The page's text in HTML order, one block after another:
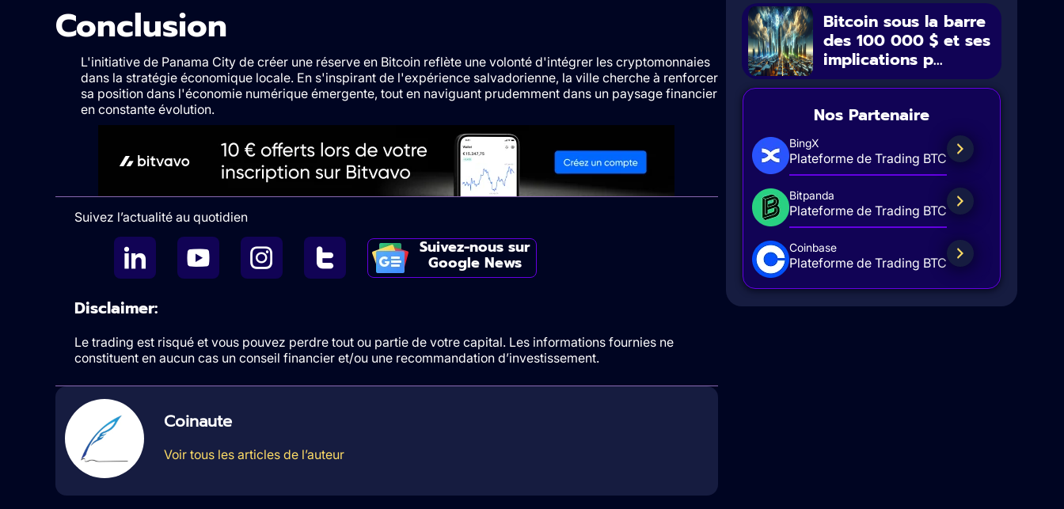
Conclusion
L'initiative de Panama City de créer une réserve en Bitcoin reflète une volonté d'intégrer les cryptomonnaies
dans la stratégie économique locale. En s'inspirant de l'expérience salvadorienne, la ville cherche à renforcer
sa position dans l'économie numérique émergente, tout en naviguant prudemment dans un paysage financier
en constante évolution.
Suivez l’actualité au quotidien
Suivez-nous sur
Google News
Disclaimer:
Le trading est risqué et vous pouvez perdre tout ou partie de votre capital. Les informations fournies ne
constituent en aucun cas un conseil financier et/ou une recommandation d’investissement.
Coinaute
Voir tous les articles de l’auteur
Bitcoin sous la barre
des 100 000 $ et ses
implications p...
Nos Partenaire
BingX
Plateforme de Trading BTC
Bitpanda
Plateforme de Trading BTC
Coinbase
Plateforme de Trading BTC